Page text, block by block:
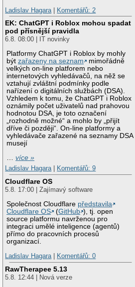
Ladislav Hagara
Komentářů: 2
EK: ChatGPT i Roblox mohou spadat
pod přísnější pravidla
6.8. 08:00 | IT novinky
Platformy ChatGPT i Roblox by mohly
býtzařazeny na seznam
mimořádně
velkých on-line platforem nebo
internetových vyhledávačů, na něž se
vztahují zvláštní podmínky podle
nařízení o digitálních službách (DSA).
Vzhledem k tomu, že ChatGPT i Roblox
oznámily počet uživatelů nad prahovou
hodnotou DSA, je toto označení
„rozhodně možné“ a mohlo by „přijít
dříve či později“. On-line platformy a
vyhledávače zařazené na seznamy DSA
musejí
…více »
Ladislav Hagara| Komentářů: 9
Cloudflare OS
5.8. 17:00 | Zajímavý software
Společnost Cloudflare představila
Cloudflare OS
(GitHub ), tj. open
source platformu navrženou pro
integraci umělé inteligence (agentů)
přímo do pracovních procesů
organizací.
Ladislav Hagara| Komentářů: 0
RawTherapee 5.13
5.8. 12:44 | Nová verze